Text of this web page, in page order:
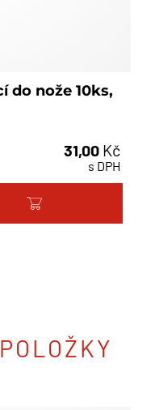
do nože 10ks,
31,00 Kč
s DPH